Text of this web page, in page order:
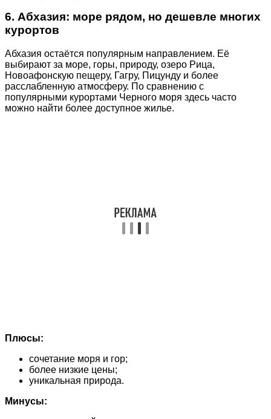
6. Абхазия: море рядом, но дешевле многих
курортов
Абхазия остаётся популярным направлением. Её
выбирают за море, горы, природу, озеро Рица,
Новоафонскую пещеру, Гагру, Пицунду и более
расслабленную атмосферу. По сравнению с
популярными курортами Черного моря здесь часто
можно найти более доступное жилье.
Плюсы:
сочетание моря и гор;
более низкие цены;
уникальная природа.
Минусы: